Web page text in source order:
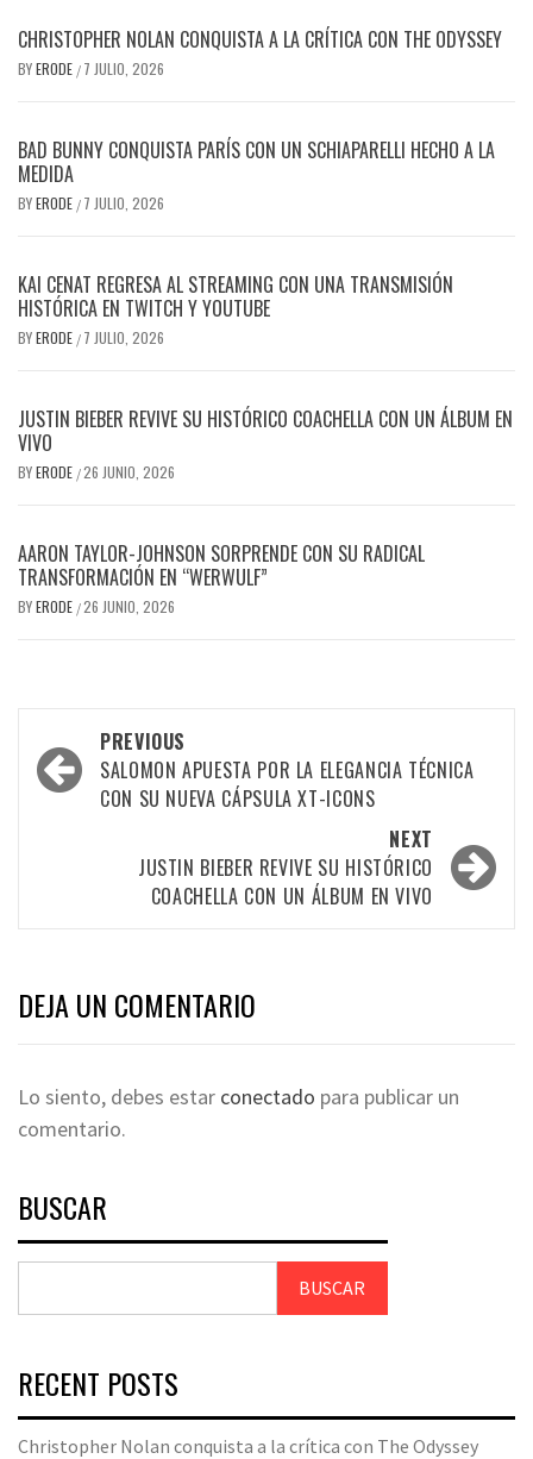
CHRISTOPHER NOLAN CONQUISTA A LA CRÍTICA CON THE ODYSSEY
BYERODE / 7 JULIO, 2026
BAD BUNNY CONQUISTA PARÍS CON UN SCHIAPARELLI HECHO A LA
MEDIDA
BYERODE / 7 JULIO, 2026
KAI CENAT REGRESA AL STREAMING CON UNA TRANSMISIÓN
HISTÓRICA EN TWITCH Y YOUTUBE
BYERODE / 7 JULIO, 2026
JUSTIN BIEBER REVIVE SU HISTÓRICO COACHELLA CON UN ÁLBUM EN
VIVO
BYERODE /26 JUNIO, 2026
AARON TAYLOR-JOHNSON SORPRENDE CON SU RADICAL
TRANSFORMACIÓN EN “WERWULF”
BYERODE /26 JUNIO, 2026
PREVIOUS
SALOMON APUESTA POR LA ELEGANCIA TÉCNICA
CON SU NUEVA CÁPSULA XT-ICONS
NEXT
JUSTIN BIEBER REVIVE SU HISTÓRICO
COACHELLA CON UN ÁLBUM EN VIVO
DEJA UN COMENTARIO
Lo siento, debes estar conectado para publicar un
comentario.
BUSCAR
BUSCAR
RECENT POSTS
Christopher Nolan conquista a la crítica con The Odyssey